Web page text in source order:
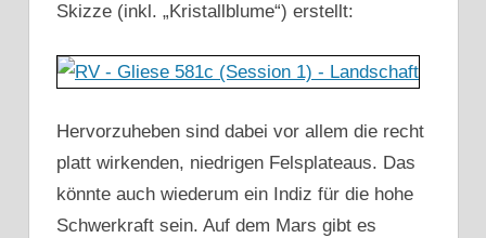
Skizze (inkl. „Kristallblume“) erstellt:
Hervorzuheben sind dabei vor allem die recht
platt wirkenden, niedrigen Felsplateaus. Das
könnte auch wiederum ein Indiz für die hohe
Schwerkraft sein. Auf dem Mars gibt es